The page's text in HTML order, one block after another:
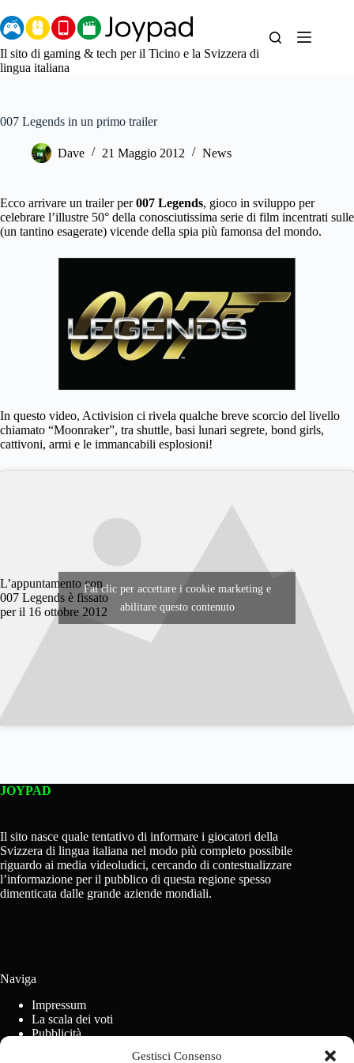
Gestisci Consenso
al
contenuto
Il sito di gaming & tech per il Ticino e la Svizzera di
lingua italiana
007 Legends in un primo trailer
Dave 21 Maggio 2012 News
Ecco arrivare un trailer per007 Legends, gioco in sviluppo per
celebrare l’illustre 50° della conosciutissima serie di film incentrati sulle
(un tantino esagerate) vicende della spia più famonsa del mondo.
In questo video, Activision ci rivela qualche breve scorcio del livello
chiamato “Moonraker”, tra shuttle, basi lunari segrete, bond girls,
cattivoni, armi e le immancabili esplosioni!
L’appuntamento con
007 Legends è fissato
per il 16 ottobre 2012
Fai clic per accettare i cookie marketing e
abilitare questo contenuto
JOYPAD
Il sito nasce quale tentativo di informare i giocatori della
Svizzera di lingua italiana nel modo più completo possibile
riguardo ai media videoludici, cercando di contestualizzare
l’informazione per il pubblico di questa regione spesso
dimenticata dalle grande aziende mondiali.
Naviga
Impressum
La scala dei voti
Pubblicità